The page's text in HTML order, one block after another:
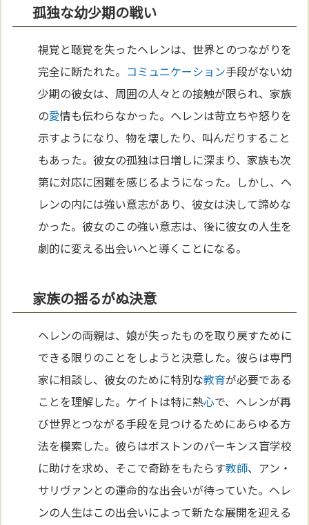
孤独な幼少期の戦い
視覚と聴覚を失ったヘレンは、世界とのつながりを
完全に断たれた。 コミュニケーション手段がない幼
少期の彼女は、周囲の人々との接触が限られ、家族
の愛情も伝わらなかった。ヘレンは苛立ちや怒りを
示すようになり、物を壊したり、叫んだりすること
もあった。彼女の孤独は日増しに深まり、家族も次
第に対応に困難を感じるようになった。しかし、ヘ
レンの内には強い意志があり、彼女は決して諦めな
かった。彼女のこの強い意志は、後に彼女の人生を
劇的に変える出会いへと導くことになる。
家族の揺るがぬ決意
ヘレンの両親は、娘が失ったものを取り戻すために
できる限りのことをしようと決意した。彼らは専門
家に相談し、彼女のために特別な教育が必要である
ことを理解した。ケイトは特に熱心で、ヘレンが再
び世界とつながる手段を見つけるためにあらゆる方
法を模索した。彼らはボストンのパーキンス盲学校
に助けを求め、そこで奇跡をもたらす教師、アン・
サリヴァンとの運命的な出会いが待っていた。ヘレ
ンの人生はこの出会いによって新たな展開を迎える